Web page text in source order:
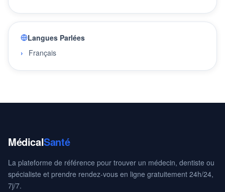
Langues Parlées
Français
MédicalSanté
La plateforme de référence pour trouver un médecin, dentiste ou
spécialiste et prendre rendez-vous en ligne gratuitement 24h/24,
7j/7.